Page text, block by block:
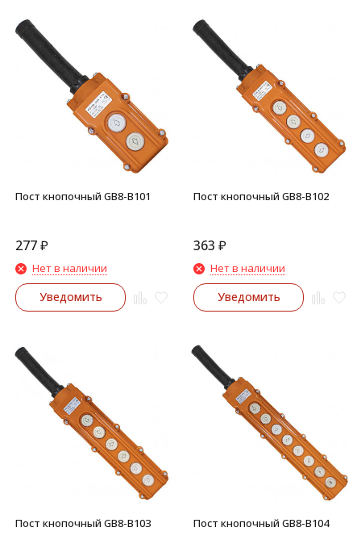
Пост кнопочный GB8-B101
277₽
Нет в наличии
Уведомить
Пост кнопочный GB8-B102
363 ₽
Нет в наличии
Уведомить
Пост кнопочный GB8-B103 Пост кнопочный GB8-B104